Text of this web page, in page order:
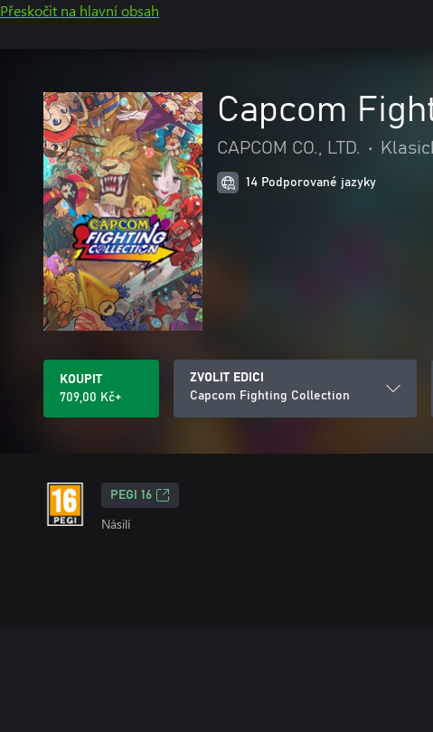
Přeskočit na hlavní obsah
Capcom
CAPCOM CO., LTD. •
14 Podporované jazyky
KOUPIT
709,00 Kč+
ZVOLIT EDICI
Capcom Fighting Collection
PEGI 16
Násilí